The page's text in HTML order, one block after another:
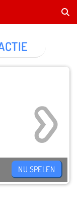
NU SPELEN